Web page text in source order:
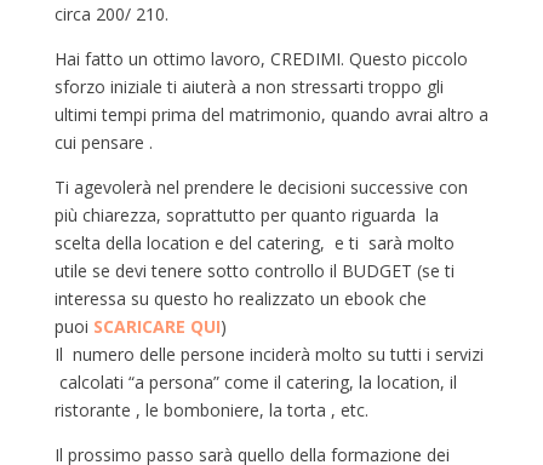
circa 200/ 210.
Hai fatto un ottimo lavoro, CREDIMI. Questo piccolo
sforzo iniziale ti aiuterà a non stressarti troppo gli
ultimi tempi prima del matrimonio, quando avrai altro a
cui pensare .
Ti agevolerà nel prendere le decisioni successive con
più chiarezza, soprattutto per quanto riguarda la
scelta della location e del catering, e ti sarà molto
utile se devi tenere sotto controllo il BUDGET (se ti
interessa su questo ho realizzato un ebook che
puoi SCARICARE QUI)
Il numero delle persone inciderà molto su tutti i servizi
calcolati “a persona” come il catering, la location, il
ristorante , le bomboniere, la torta , etc.
Il prossimo passo sarà quello della formazione dei